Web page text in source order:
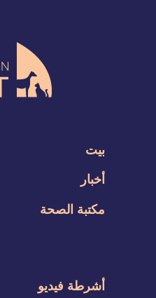
بيت
أخبار
مكتبة الصحة
أشرطة فيديو